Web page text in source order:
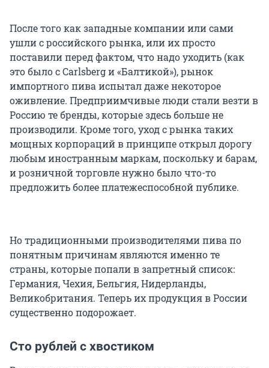
После того как западные компании или сами
ушли с российского рынка, или их просто
поставили перед фактом, что надо уходить (как
это было с Carlsberg и «Балтикой»), рынок
импортного пива испытал даже некоторое
оживление. Предприимчивые люди стали везти в
Россию те бренды, которые здесь больше не
производили. Кроме того, уход с рынка таких
мощных корпораций в принципе открыл дорогу
любым иностранным маркам, поскольку и барам,
и розничной торговле нужно было что-то
предложить более платежеспособной публике.
Но традиционными производителями пива по
понятным причинам являются именно те
страны, которые попали в запретный список:
Германия, Чехия, Бельгия, Нидерланды,
Великобритания. Теперь их продукция в России
существенно подорожает.
Сто рублей с хвостиком